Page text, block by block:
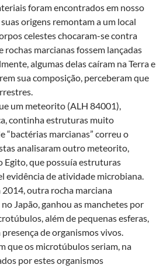
foram encontrados em nosso
origens remontam a um local
celestes chocaram-se contra
rochas marcianas fossem lançadas
algumas delas caíram na Terra e
sua composição, perceberam que
um meteorito (ALH 84001),
continha estruturas muito
“bactérias marcianas” correu o
analisaram outro meteorito,
Egito, que possuía estruturas
evidência de atividade microbiana.
outra rocha marciana
Japão, ganhou as manchetes por
além de pequenas esferas,
de organismos vivos.
que os microtúbulos seriam, na
por estes organismos